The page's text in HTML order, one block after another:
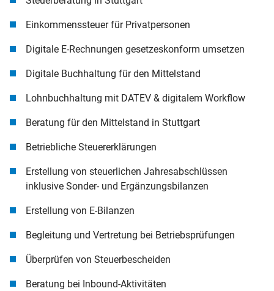
Einkommenssteuer für Privatpersonen
Digitale E-Rechnungen gesetzeskonform umsetzen
Digitale Buchhaltung für den Mittelstand
Lohnbuchhaltung mit DATEV & digitalem Workflow
Beratung für den Mittelstand in Stuttgart
Betriebliche Steuererklärungen
Erstellung von steuerlichen Jahresabschlüssen
inklusive Sonder- und Ergänzungsbilanzen
Erstellung von E-Bilanzen
Begleitung und Vertretung bei Betriebsprüfungen
Überprüfen von Steuerbescheiden
Beratung bei Inbound-Aktivitäten